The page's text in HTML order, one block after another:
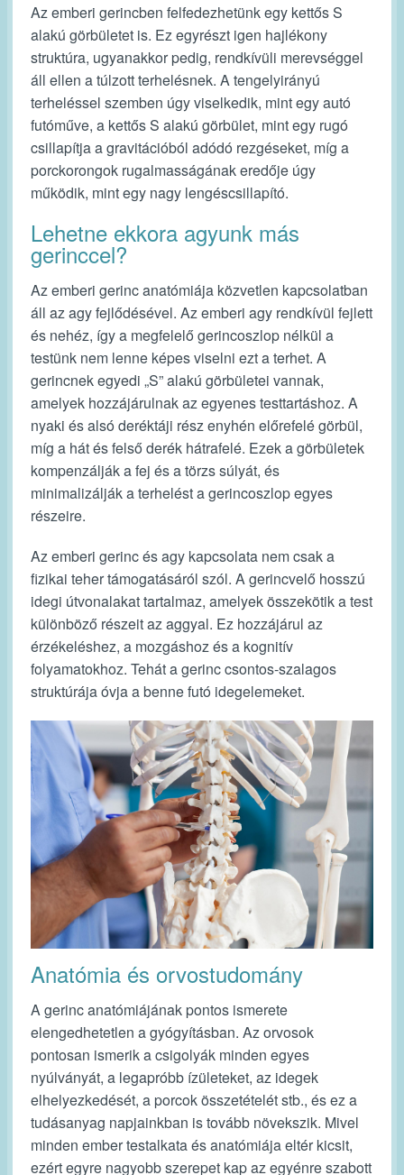
Az emberi gerincben felfedezhetünk egy kettős S
alakú görbületet is. Ez egyrészt igen hajlékony
struktúra, ugyanakkor pedig, rendkívüli merevséggel
áll ellen a túlzott terhelésnek. A tengelyirányú
terheléssel szemben úgy viselkedik, mint egy autó
futóműve, a kettős S alakú görbület, mint egy rugó
csillapítja a gravitációból adódó rezgéseket, míg a
porckorongok rugalmasságának eredője úgy
működik, mint egy nagy lengéscsillapító.
Lehetne ekkora agyunk más
gerinccel?
Az emberi gerinc anatómiája közvetlen kapcsolatban
áll az agy fejlődésével. Az emberi agy rendkívül fejlett
és nehéz, így a megfelelő gerincoszlop nélkül a
testünk nem lenne képes viselni ezt a terhet. A
gerincnek egyedi „S” alakú görbületei vannak,
amelyek hozzájárulnak az egyenes testtartáshoz. A
nyaki és alsó deréktáji rész enyhén előrefelé görbül,
míg a hát és felső derék hátrafelé. Ezek a görbületek
kompenzálják a fej és a törzs súlyát, és
minimalizálják a terhelést a gerincoszlop egyes
részeire.
Az emberi gerinc és agy kapcsolata nem csak a
fizikai teher támogatásáról szól. A gerincvelő hosszú
idegi útvonalakat tartalmaz, amelyek összekötik a test
különböző részeit az aggyal. Ez hozzájárul az
érzékeléshez, a mozgáshoz és a kognitív
folyamatokhoz. Tehát a gerinc csontos-szalagos
struktúrája óvja a benne futó idegelemeket.
Anatómia és orvostudomány
A gerinc anatómiájának pontos ismerete
elengedhetetlen a gyógyításban. Az orvosok
pontosan ismerik a csigolyák minden egyes
nyúlványát, a legapróbb ízületeket, az idegek
elhelyezkedését, a porcok összetételét stb., és ez a
tudásanyag napjainkban is tovább növekszik. Mivel
minden ember testalkata és anatómiája eltér kicsit,
ezért egyre nagyobb szerepet kap az egyénre szabott